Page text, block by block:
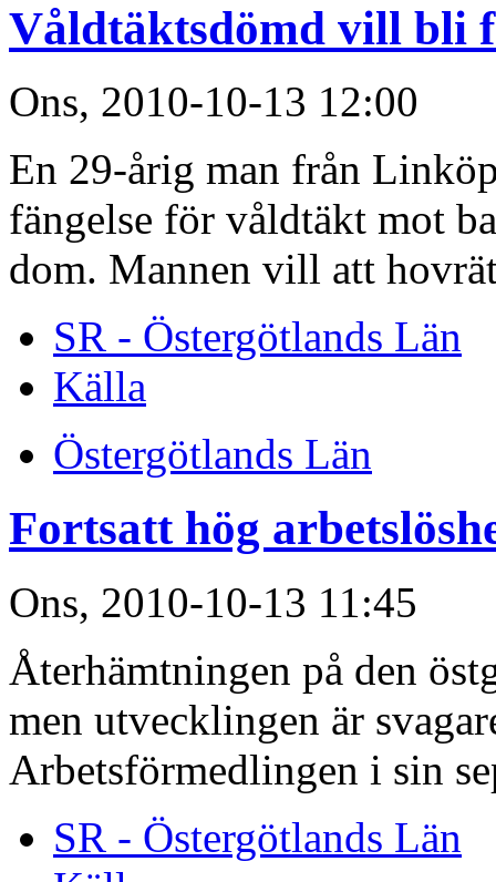
Våldtäktsdömd vill bli
Ons, 2010-10-13 12:00
En 29-årig man från
fängelse för våldtäkt mot
dom. Mannen vill att
SR - Östergötlands Län
Källa
Östergötlands Län
Fortsatt hög
Ons, 2010-10-13 11:45
Återhämtningen på den
men utvecklingen är
Arbetsförmedlingen i sin
SR - Östergötlands Län